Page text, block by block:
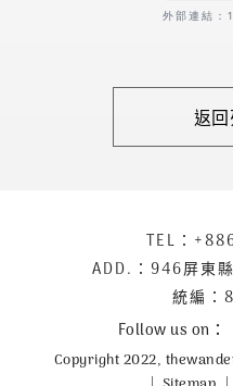
外部連結：
返
TEL：
ADD.： 946屏東
統編：
Follow us on：
Copyright 2022,